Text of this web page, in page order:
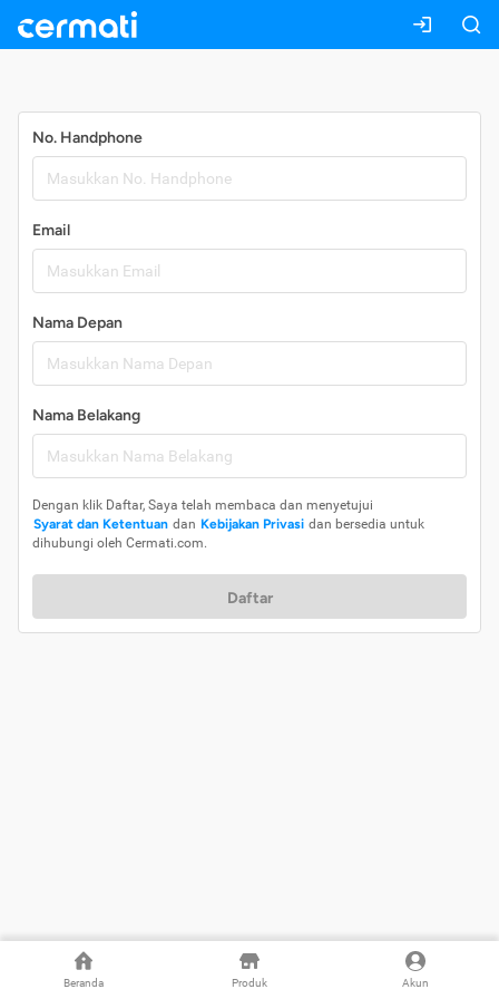
Beranda Produk Akun
No. Handphone
Email
Nama Depan
Nama Belakang
Dengan klik Daftar, Saya telah membaca dan menyetujui
Syarat dan Ketentuan dan Kebijakan Privasi dan bersedia untuk
dihubungi oleh Cermati.com.
Daftar